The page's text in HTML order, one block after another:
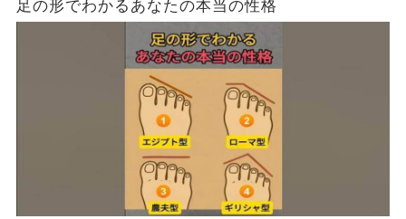
足の形でわかるあなたの本当の性格